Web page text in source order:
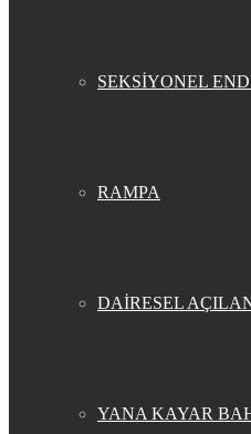
SEKSİYONEL
RAMPA
DAİRESEL
YANA KAYAR